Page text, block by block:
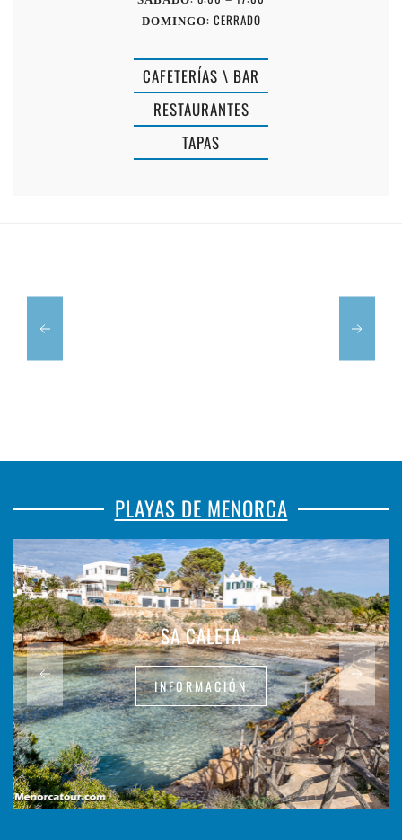
DOMINGO: CERRADO
CAFETERÍAS \ BAR
RESTAURANTES
TAPAS
CLUB
PLAYAS DE MENORCA
SA CALETA
INFORMACIÓN